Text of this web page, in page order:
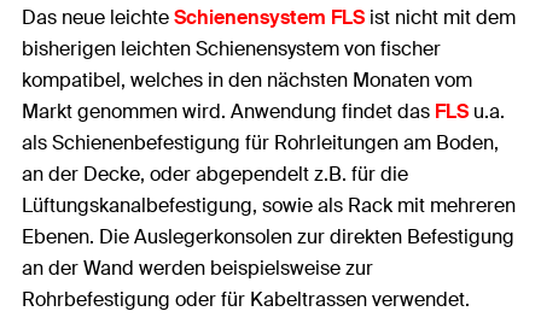
Das neue leichteSchienensystem FLS ist nicht mit dem
bisherigen leichten Schienensystem von fischer
kompatibel, welches in den nächsten Monaten vom
Markt genommen wird. Anwendung findet das FLS u.a.
als Schienenbefestigung für Rohrleitungen am Boden,
an der Decke, oder abgependelt z.B. für die
Lüftungskanalbefestigung, sowie als Rack mit mehreren
Ebenen. Die Auslegerkonsolen zur direkten Befestigung
an der Wand werden beispielsweise zur
Rohrbefestigung oder für Kabeltrassen verwendet.